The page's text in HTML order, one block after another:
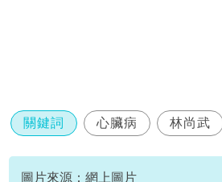
關鍵詞 心臟病 林尚武
圖片來源：網上圖片